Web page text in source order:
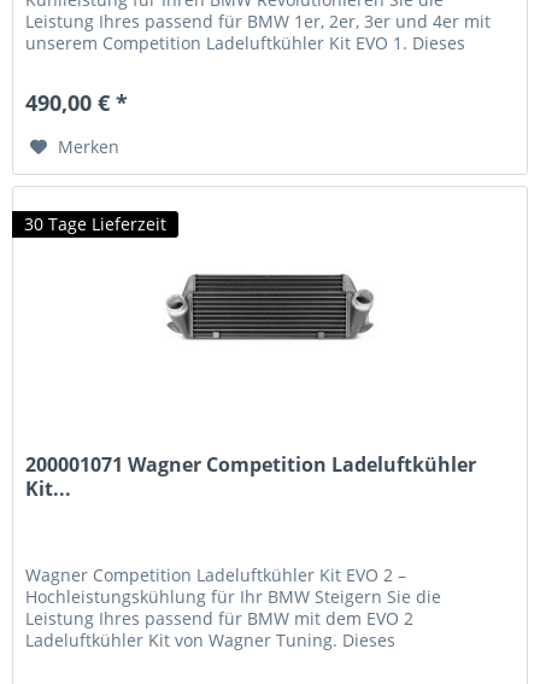
Leistung Ihres passend für BMW 1er, 2er, 3er und 4er mit
unserem Competition Ladeluftkühler Kit EVO 1. Dieses
unterstützen und eine beeindruckende...
490,00 € *
Merken
30 Tage Lieferzeit
200001071 Wagner Competition Ladeluftkühler
Kit...
Wagner Competition Ladeluftkühler Kit EVO 2 –
Hochleistungskühlung für Ihr BMW Steigern Sie die
Leistung Ihres passend für BMW mit dem EVO 2
Ladeluftkühler Kit von Wagner Tuning. Dieses